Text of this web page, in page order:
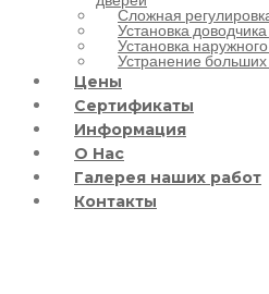
Сложная
Установка
Установка
Устранение
Цены
Сертификаты
Информация
О Нас
Галерея наших работ
Контакты